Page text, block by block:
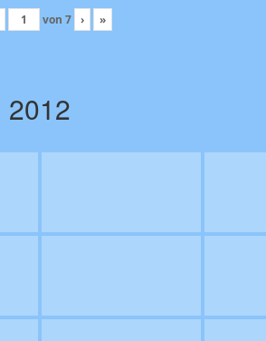
von 7 › »
2012